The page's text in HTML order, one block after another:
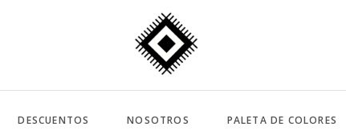
DESCUENTOS NOSOTROS PALETA DE COLORES